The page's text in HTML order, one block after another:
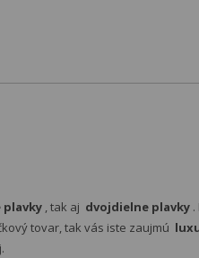
, tak aj dvojdielne plavky
tovar, tak vás iste zaujmú